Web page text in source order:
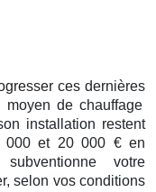
ces dernières
moyen de chauffage
installation restent
000 et 20 000 € en
votre
selon vos conditions